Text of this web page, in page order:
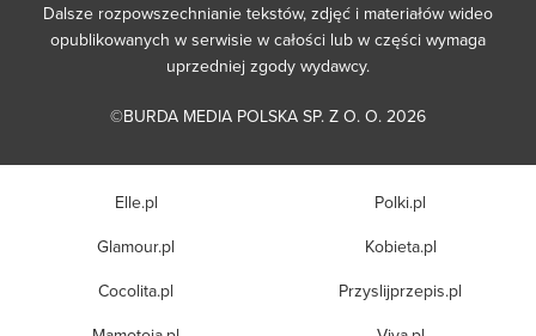
Dalsze rozpowszechnianie tekstów, zdjęć i materiałów wideo
opublikowanych w serwisie w całości lub w części wymaga
uprzedniej zgody wydawcy.
©BURDA MEDIA POLSKA SP. Z O. O. 2026
Elle.pl
Glamour.pl
Cocolita.pl
Polki.pl
Kobieta.pl
Przyslijprzepis.pl